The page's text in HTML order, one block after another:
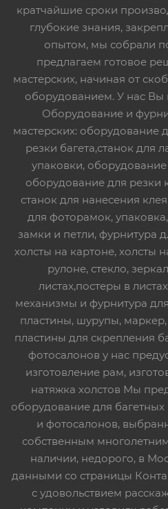
кратчайшие сроки
глубокие знания,
опытом, мы собрали
предлагаем готовое
мастерских, начиная от
оборудованием. У нас Вы
Оборудование и
мастерских: оборудование
резки багета,станок для
упаковки,
оборудование для
станок для нанесения
для фоторамок,
замки и петли, фурнитура
холсты на картоне, холсты
рулоне, стекло,
листах,постеры в
механизмы и фурнитура
пластины, шурупы, маркер,
пластины для скрепления
фотосалонов у нас
изготовление рам,
натяжка холстов Мы
оборудование для багетных
и фотосалонов,
собственным
наличии, недорого, в
данными со страницы
с удовольствием